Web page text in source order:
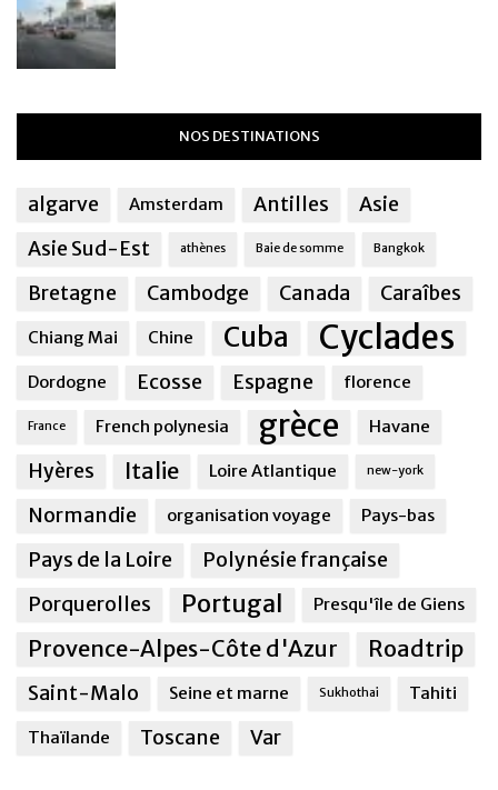
NOS DESTINATIONS
algarve Amsterdam Antilles
Asie
Asie Sud-Est
athènes Baie de somme Bangkok
Bretagne Cambodge Canada Caraîbes
Chiang Mai Chine Cuba Cyclades
Dordogne Ecosse Espagne florence
France French polynesia grèce Havane
Hyères Italie Loire Atlantique new-york
Normandie organisation voyage Pays-bas
Pays de la Loire
Polynésie française
Porquerolles
Portugal Presqu'île de Giens
Provence-Alpes-Côte d'Azur Roadtrip
Saint-Malo Seine et marne Sukhothai Tahiti
Thaïlande Toscane Var